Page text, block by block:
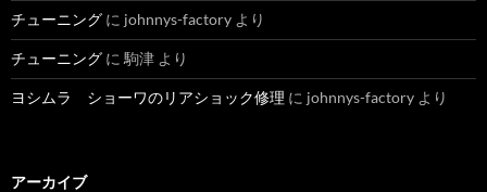
チューニング に johnnys-factory より
チューニング に 駒津 より
ヨシムラ ショーワのリアショック修理 に johnnys-factory より
アーカイブ